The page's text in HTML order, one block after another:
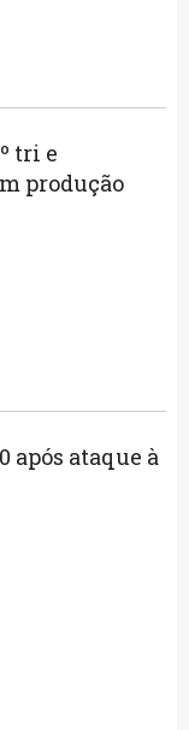
tri e
produção
após ataque à